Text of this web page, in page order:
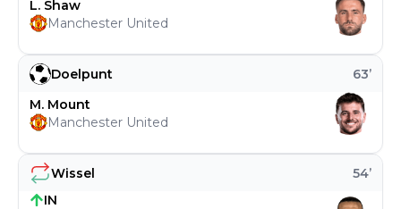
Wissel 54’
IN
Doelpunt 63’
M. Mount
Manchester United
L. Shaw
Manchester United